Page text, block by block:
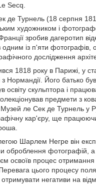
Secq.
де Турнель (18 серпня
художником і
зробив дагеротип
одним із п'яти фотографів,
дослідження
1818 року в Парижі, у
з Нормандії. Його батько
освіту скульптора і
предмети з
ле Сек де Турнель у
кар'єру, ще
Шарлем Негре він
оброблення фотографій, а
освоїв процес отримання
цього процесу
негативи на